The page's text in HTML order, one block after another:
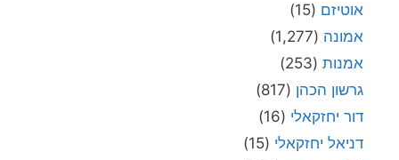
אוטיזם (15)
אמונה (1,277)
אמנות (253)
גרשון הכהן (817)
דור יחזקאלי (16)
דניאל יחזקאלי (15)